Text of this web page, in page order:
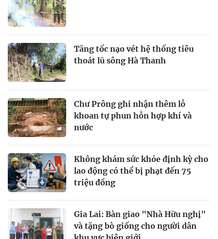
Tăng tốc nạo vét hệ thống tiêu
thoát lũ sông Hà Thanh
Chư Prông ghi nhận thêm lỗ
khoan tự phun hỗn hợp khí và
nước
Không khám sức khỏe định kỳ cho
lao động có thể bị phạt đến 75
triệu đồng
Gia Lai: Bàn giao "Nhà Hữu nghị"
và tặng bò giống cho người dân